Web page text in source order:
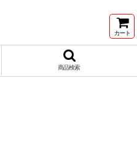
カート
商品検索